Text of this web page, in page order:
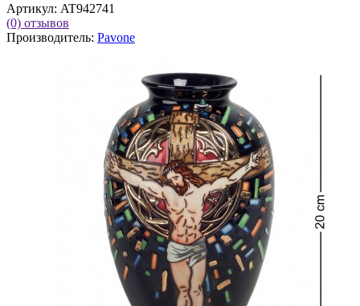
Артикул: AT942741
(0) отзывов
Производитель: Pavone